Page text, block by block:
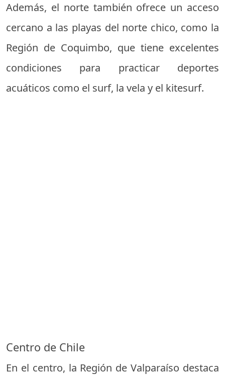
Además, el norte también ofrece un acceso
cercano a las playas del norte chico, como la
Región de Coquimbo, que tiene excelentes
condiciones para practicar deportes
acuáticos como el surf, la vela y el kitesurf.
Centro de Chile
En el centro, la Región de Valparaíso destaca